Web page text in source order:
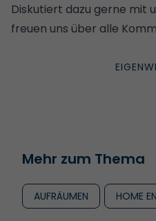
Diskutiert dazu gerne mit
freuen uns über alle
Mehr zum Thema
AUFRÄUMEN HOME